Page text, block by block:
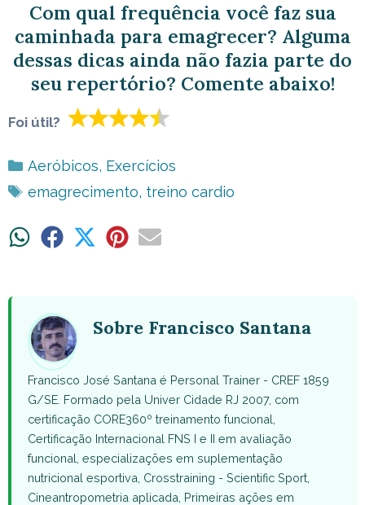
Com qual frequência você faz sua
caminhada para emagrecer? Alguma
dessas dicas ainda não fazia parte do
seu repertório? Comente abaixo!
Foi útil?
Categorias
Aeróbicos, Exercícios
Tags
emagrecimento, treino cardio
ShareShare ShareShareShare
Sobre Francisco Santana
Francisco José Santana é Personal Trainer - CREF 1859
G/SE. Formado pela Univer Cidade RJ 2007, com
certificação CORE360º treinamento funcional,
Certificação Internacional FNS I e II em avaliação
funcional, especializações em suplementação
nutricional esportiva, Crosstraining - Scientific Sport,
Cineantropometria aplicada, Primeiras ações em